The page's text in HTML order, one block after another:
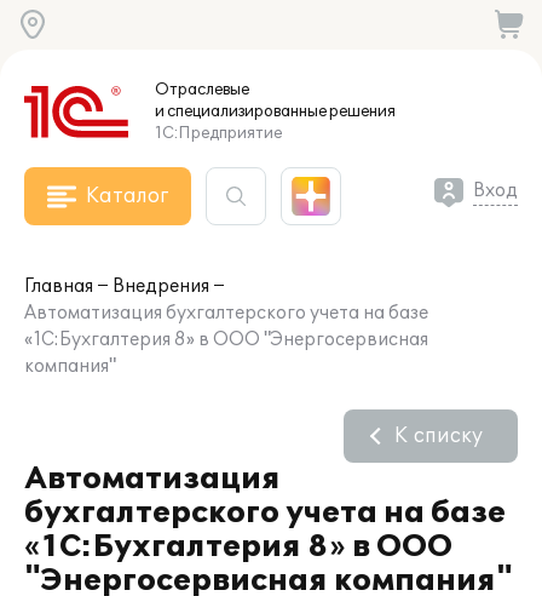
Отраслевые
и специализированныерешения
1С:Предприятие
Каталог Вход
Главная
Внедрения
Автоматизация бухгалтерского учета на базе
«1С:Бухгалтерия 8» в ООО "Энергосервисная
компания"
Автоматизация
бухгалтерского учета на базе
«1С:Бухгалтерия 8» в ООО
"Энергосервисная компания"
К списку